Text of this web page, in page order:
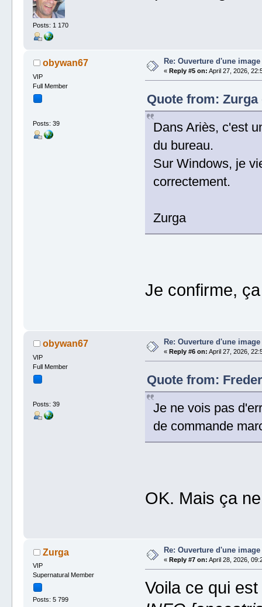
Posts: 1 170
obywan67
VIP
Full Member
Posts: 39
Re: Ouverture d'une image
« Reply #5 on: April 27, 2026,
Quote from: Zurga
Dans Ariès, c'est
du bureau.
Sur Windows, je
correctement.
Zurga
Je confirme,
obywan67
VIP
Full Member
Posts: 39
Re: Ouverture d'une image
« Reply #6 on: April 27, 2026,
Quote from:
Je ne vois pas
de commande
OK. Mais ça
Zurga
VIP
Supernatural Member
Posts: 5 799
Re: Ouverture d'une image
« Reply #7 on: April 28, 2026,
Voila ce qui